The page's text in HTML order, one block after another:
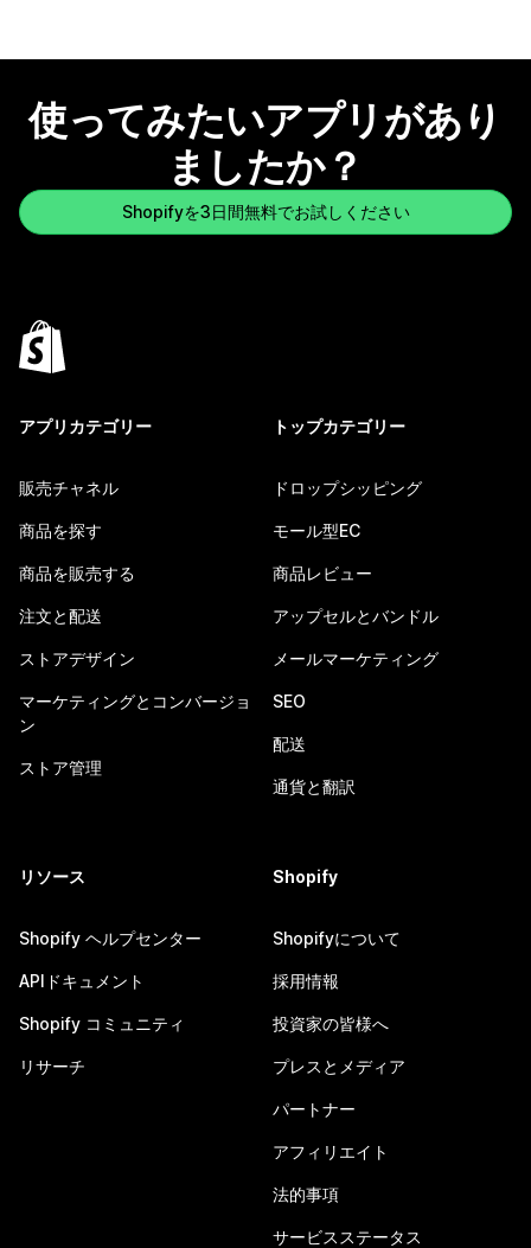
使ってみたいアプリがあり
ましたか？
Shopifyを3日間無料でお試しください
アプリカテゴリー
販売チャネル
商品を探す
商品を販売する
注文と配送
ストアデザイン
マーケティングとコンバージョ
ン
ストア管理
トップカテゴリー
ドロップシッピング
モール型EC
商品レビュー
アップセルとバンドル
メールマーケティング
SEO
配送
通貨と翻訳
リソース
Shopify ヘルプセンター
APIドキュメント
Shopify コミュニティ
リサーチ
Shopify
Shopifyについて
採用情報
投資家の皆様へ
プレスとメディア
パートナー
アフィリエイト
法的事項
サービスステータス